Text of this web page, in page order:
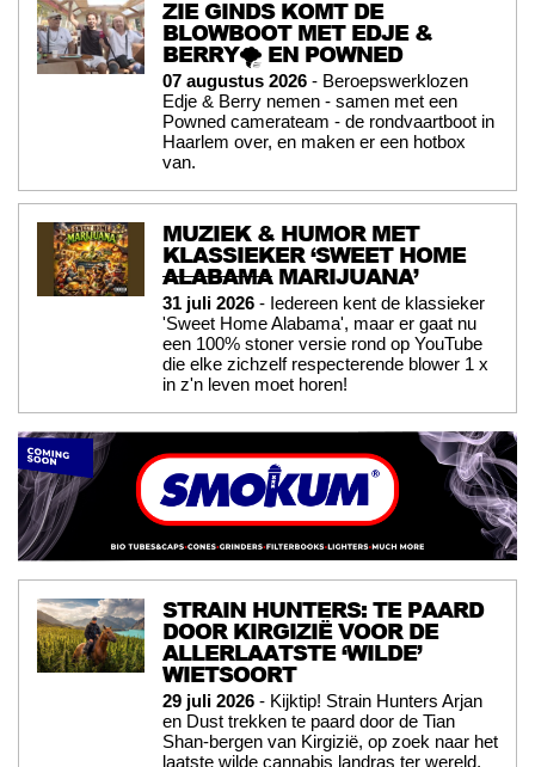
ZIE GINDS KOMT DE
BLOWBOOT MET EDJE &
BERRY🌪️ EN POWNED
07 augustus 2026 - Beroepswerklozen
Edje & Berry nemen - samen met een
Powned camerateam - de rondvaartboot in
Haarlem over, en maken er een hotbox
van.
MUZIEK & HUMOR MET
KLASSIEKER ‘SWEET HOME
ALABAMAMARIJUANA’
31 juli 2026 - Iedereen kent de klassieker
'Sweet Home Alabama', maar er gaat nu
een 100% stoner versie rond op YouTube
die elke zichzelf respecterende blower 1 x
in z'n leven moet horen!
STRAIN HUNTERS: TE PAARD
DOOR KIRGIZIË VOOR DE
ALLERLAATSTE ‘WILDE’
WIETSOORT
29 juli 2026 - Kijktip! Strain Hunters Arjan
en Dust trekken te paard door de Tian
Shan-bergen van Kirgizië, op zoek naar het
laatste wilde cannabis landras ter wereld.